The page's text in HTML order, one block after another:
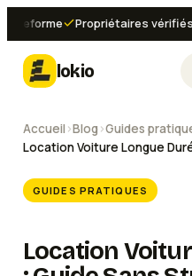
Propriétaires vérifiés et
lokio
Accueil ›Blog›Guides
GUIDES PRATIQUES
Location